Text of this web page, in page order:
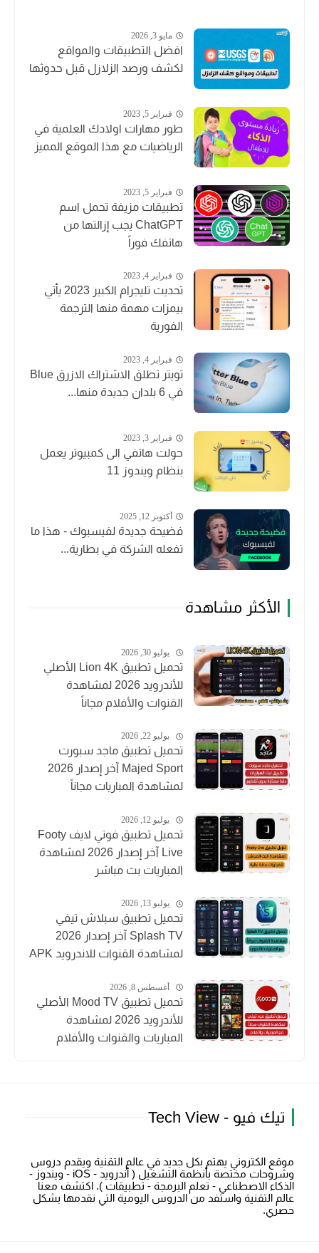
مايو 3, 2026
افضل التطبيقات والمواقع
لكشف ورصد الزلازل قبل حدوثها
فبراير 5, 2023
طور مهارات اولادك العلمية في
الرياضيات مع هذا الموقع المميز
فبراير 5, 2023
تطبيقات مزيفة تحمل اسم
ChatGPT يجب إزالتها من
هاتفك فوراً
فبراير 4, 2023
تحديث تليجرام الكبير 2023 يأتي
بيمزات مهمة منها الترجمة
الفورية
فبراير 4, 2023
تويتر تطلق الاشتراك الازرق Blue
في 6 بلدان جديدة منها...
فبراير 3, 2023
حولت هاتفي الى كمبيوتر يعمل
بنظام ويندوز 11
أكتوبر 12, 2025
فضيحة جديدة لفيسبوك - هذا ما
تفعله الشركة في بطارية...
الأكثر مشاهدة
يوليو 30, 2026
تحميل تطبيق Lion 4K الأصلي
للأندرويد 2026 لمشاهدة
القنوات والأفلام مجاناً
يوليو 22, 2026
تحميل تطبيق ماجد سبورت
Majed Sport آخر إصدار 2026
لمشاهدة المباريات مجاناً
يوليو 12, 2026
تحميل تطبيق فوتي لايف Footy
Live آخر إصدار 2026 لمشاهدة
المباريات بث مباشر
يوليو 13, 2026
تحميل تطبيق سبلاش تيفي
Splash TV آخر إصدار 2026
لمشاهدة القنوات للاندرويد APK
أغسطس 8, 2026
تحميل تطبيق Mood TV الأصلي
للأندرويد 2026 لمشاهدة
المباريات والقنوات والأفلام
تيك فيو - Tech View
موقع الكتروني يهتم بكل جديد في عالم التقنية ويقدم دروس
وشروحات مختصة بأنظمة التشغيل ( أندرويد - iOS - ويندوز -
الذكاء الاصطناعي - تعلم البرمجة - تطبيقات ). اكتشف معنا
عالم التقنية واستفد من الدروس اليومية التي نقدمها بشكل
حصري.